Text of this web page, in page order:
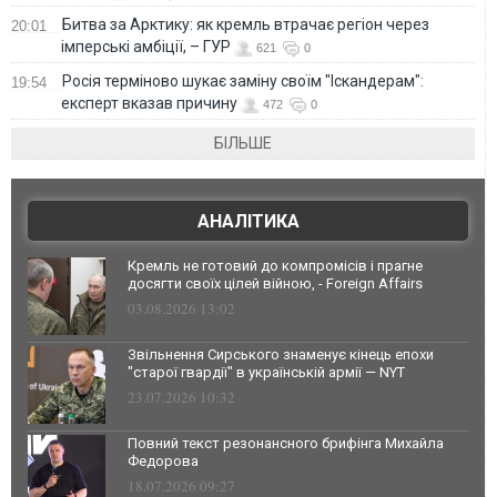
20:01
Битва за Арктику: як кремль втрачає регіон через
імперські амбіції, – ГУР
621 0
19:54
Росія терміново шукає заміну своїм "Іскандерам":
експерт вказав причину
472 0
БІЛЬШЕ
АНАЛІТИКА
Кремль не готовий до компромісів і прагне
досягти своїх цілей війною, - Foreign Affairs
03.08.2026 13:02
Звільнення Сирського знаменує кінець епохи
"старої гвардії" в українській армії — NYT
23.07.2026 10:32
Повний текст резонансного брифінга Михайла
Федорова
18.07.2026 09:27